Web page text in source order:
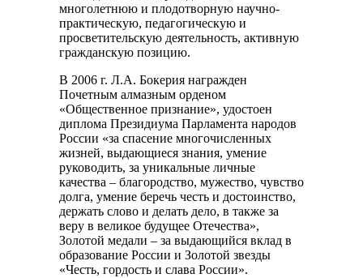
многолетнюю и плодотворную научно-
практическую, педагогическую и
просветительскую деятельность, активную
гражданскую позицию.
В 2006 г. Л.А. Бокерия награжден
Почетным алмазным орденом
«Общественное признание», удостоен
диплома Президиума Парламента народов
России «за спасение многочисленных
жизней, выдающиеся знания, умение
руководить, за уникальные личные
качества – благородство, мужество, чувство
долга, умение беречь честь и достоинство,
держать слово и делать дело, в также за
веру в великое будущее Отечества»,
Золотой медали – за выдающийся вклад в
образование России и Золотой звезды
«Честь, гордость и слава России».